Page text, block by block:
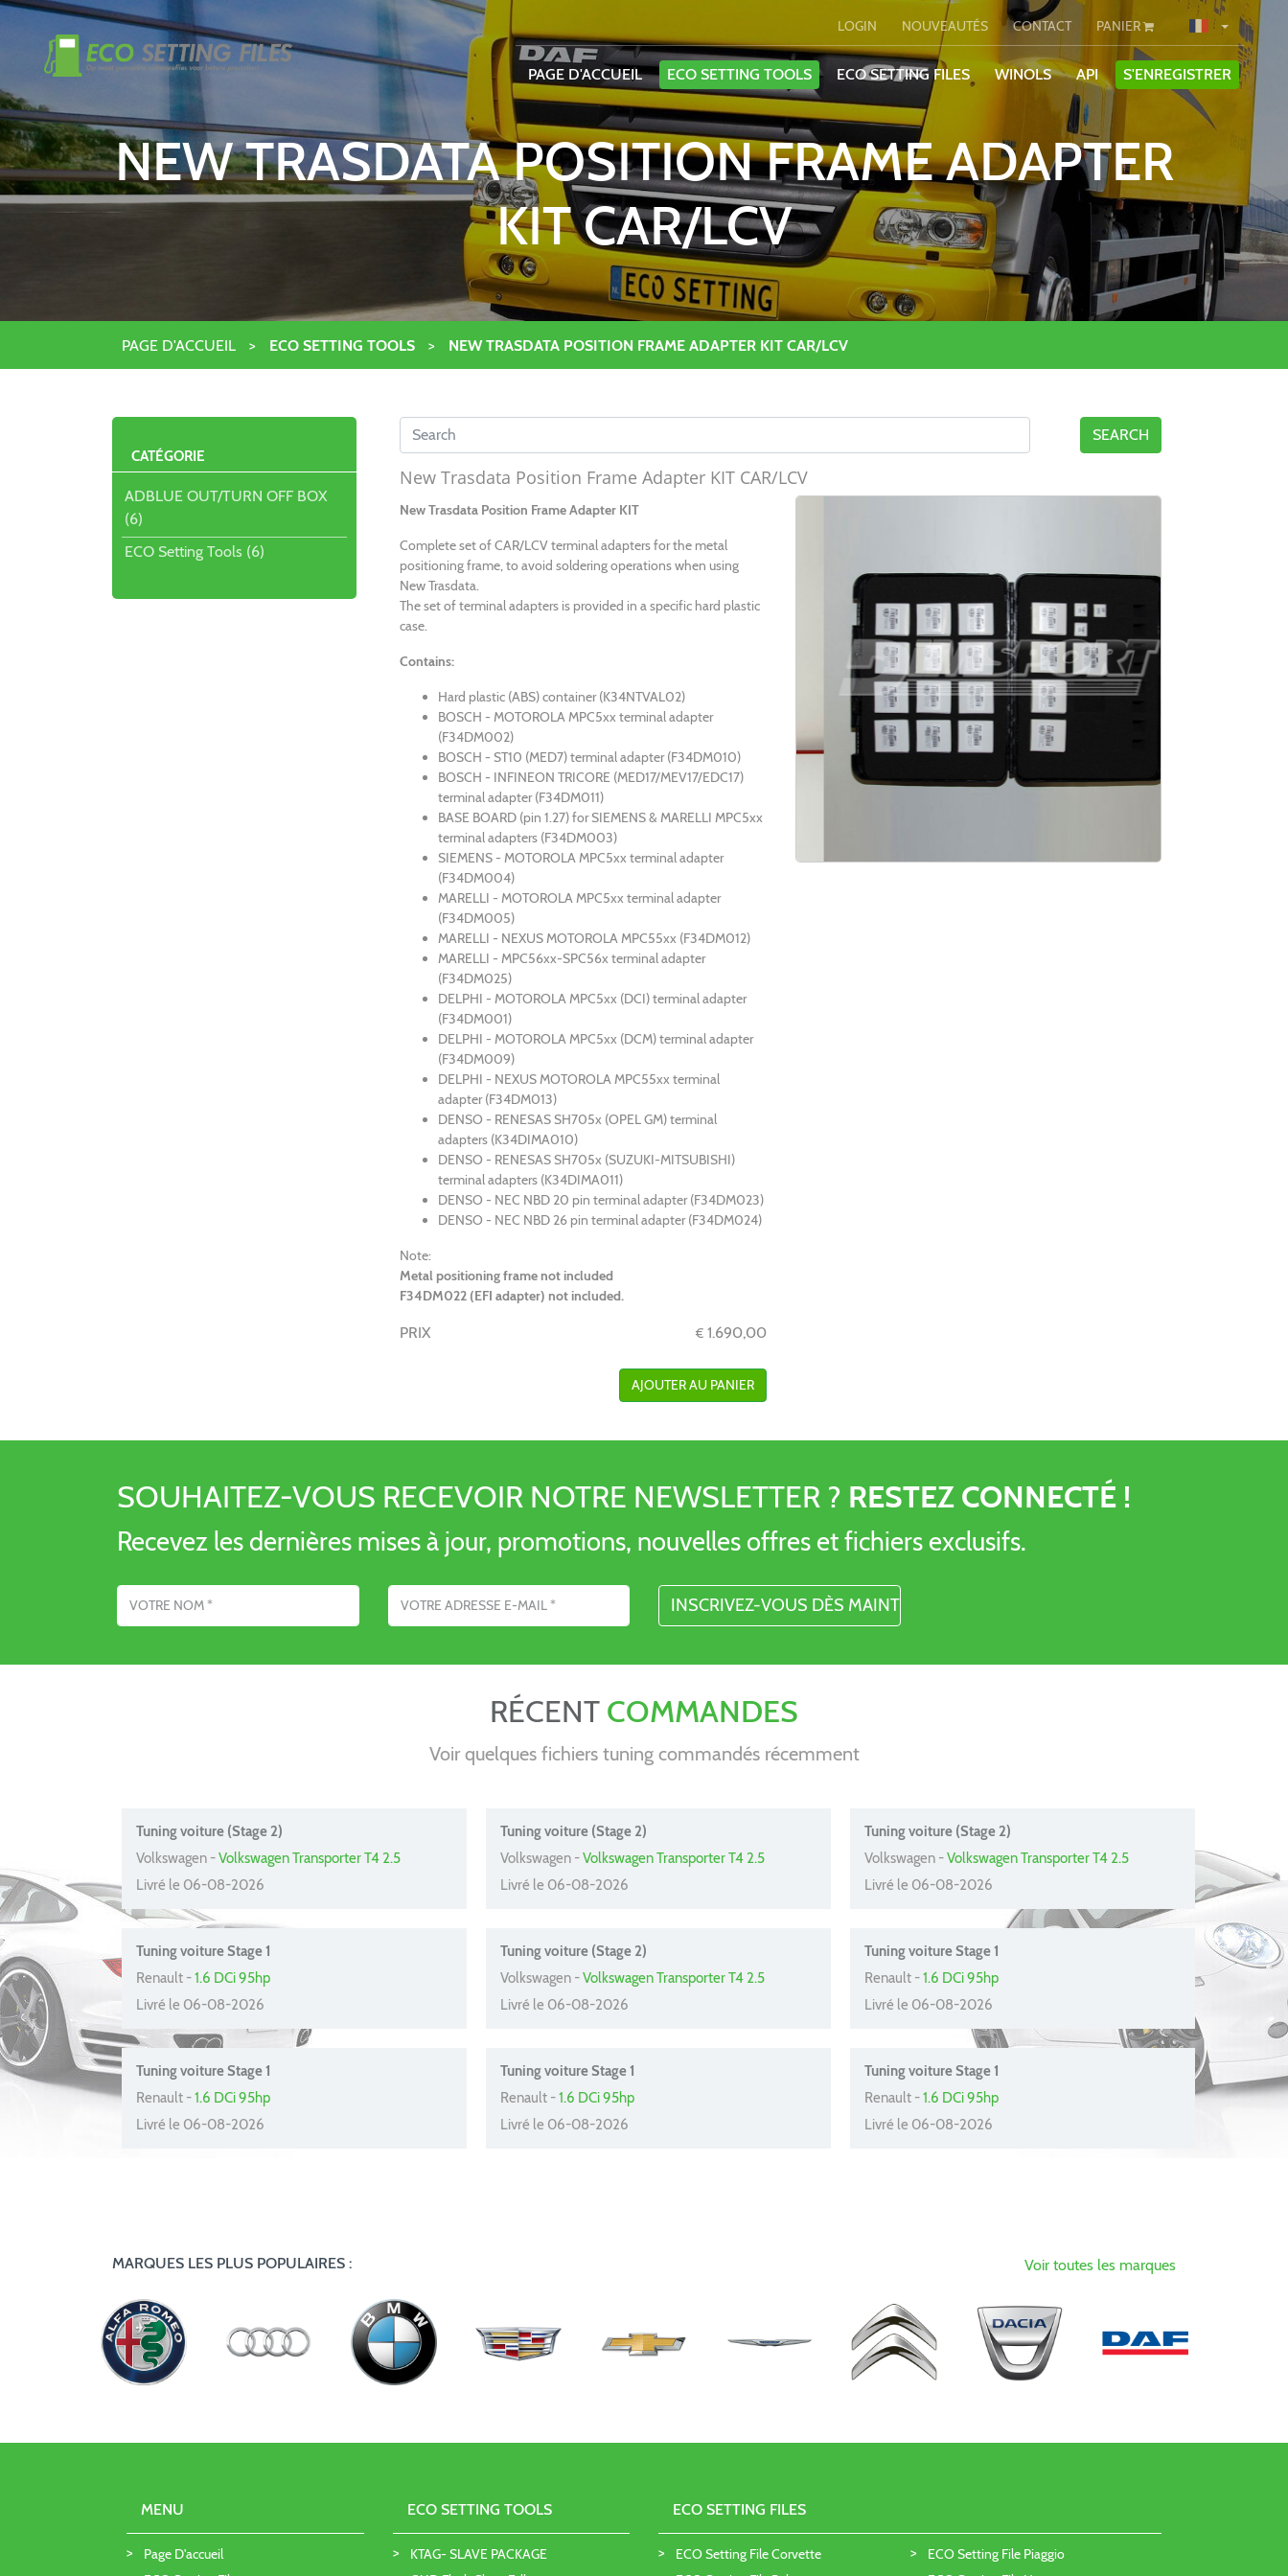
LOGIN NOUVEAUTÉS CONTACT PANIER
PAGE D'ACCUEIL ECO SETTING TOOLS ECO SETTING FILES WINOLS API S'ENREGISTRER
NEW TRASDATA POSITION FRAME ADAPTER
KIT CAR/LCV
PAGE D'ACCUEIL > ECO SETTING TOOLS > NEW TRASDATA POSITION FRAME ADAPTER KIT CAR/LCV
CATÉGORIE
ADBLUE OUT/TURN OFF BOX
(6)
ECO Setting Tools (6)
New Trasdata Position Frame Adapter KIT CAR/LCV
New Trasdata Position Frame Adapter KIT
Complete set of CAR/LCV terminal adapters for the metal
positioning frame, to avoid soldering operations when using
New Trasdata.
The set of terminal adapters is provided in a specific hard plastic
case.
Contains:
Hard plastic (ABS) container (K34NTVAL02)
BOSCH - MOTOROLA MPC5xx terminal adapter
(F34DM002)
BOSCH - ST10 (MED7) terminal adapter (F34DM010)
BOSCH - INFINEON TRICORE (MED17/MEV17/EDC17)
terminal adapter (F34DM011)
BASE BOARD (pin 1.27) for SIEMENS & MARELLI MPC5xx
terminal adapters (F34DM003)
SIEMENS - MOTOROLA MPC5xx terminal adapter
(F34DM004)
MARELLI - MOTOROLA MPC5xx terminal adapter
(F34DM005)
MARELLI - NEXUS MOTOROLA MPC55xx (F34DM012)
MARELLI - MPC56xx-SPC56x terminal adapter
(F34DM025)
DELPHI - MOTOROLA MPC5xx (DCI) terminal adapter
(F34DM001)
DELPHI - MOTOROLA MPC5xx (DCM) terminal adapter
(F34DM009)
DELPHI - NEXUS MOTOROLA MPC55xx terminal
adapter (F34DM013)
DENSO - RENESAS SH705x (OPEL GM) terminal
adapters (K34DIMA010)
DENSO - RENESAS SH705x (SUZUKI-MITSUBISHI)
terminal adapters (K34DIMA011)
DENSO - NEC NBD 20 pin terminal adapter (F34DM023)
DENSO - NEC NBD 26 pin terminal adapter (F34DM024)
Note:
Metal positioning frame not included
F34DM022 (EFI adapter) not included.
PRIX €1.690,00
AJOUTER AU PANIER
SOUHAITEZ-VOUS RECEVOIR NOTRE NEWSLETTER ? RESTEZ CONNECTÉ !
Recevez les dernières mises à jour, promotions, nouvelles offres et fichiers exclusifs.
RÉCENT COMMANDES
Voir quelques fichiers tuning commandés récemment
Tuning voiture (Stage 2)
Volkswagen -Volkswagen Transporter T4 2.5
Livré le 06-08-2026
Tuning voiture (Stage 2)
Volkswagen -Volkswagen Transporter T4 2.5
Livré le 06-08-2026
Tuning voiture (Stage 2)
Volkswagen -Volkswagen Transporter T4 2.5
Livré le 06-08-2026
Tuning voiture Stage 1
Renault -1.6 DCi 95hp
Livré le 06-08-2026
Tuning voiture (Stage 2)
Volkswagen -Volkswagen Transporter T4 2.5
Livré le 06-08-2026
Tuning voiture Stage 1
Renault -1.6 DCi 95hp
Livré le 06-08-2026
Tuning voiture Stage 1
Renault -1.6 DCi 95hp
Livré le 06-08-2026
Tuning voiture Stage 1
Renault -1.6 DCi 95hp
Livré le 06-08-2026
Tuning voiture Stage 1
Renault -1.6 DCi 95hp
Livré le 06-08-2026
MARQUES LES PLUS POPULAIRES : Voir toutes les marques
MENU
Page D'accueil
ECO SETTING TOOLS
KTAG- SLAVE PACKAGE
ECO SETTING FILES
ECO Setting File Corvette
ECO Setting File Piaggio